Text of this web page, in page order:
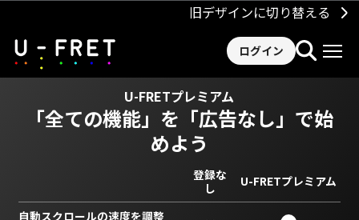
旧デザインに切り替える
ログイン
U-FRETプレミアム
「全ての機能」を 「広告なし」で始
めよう
登録な
し
U-FRETプレミアム
自動スクロールの速度を調整